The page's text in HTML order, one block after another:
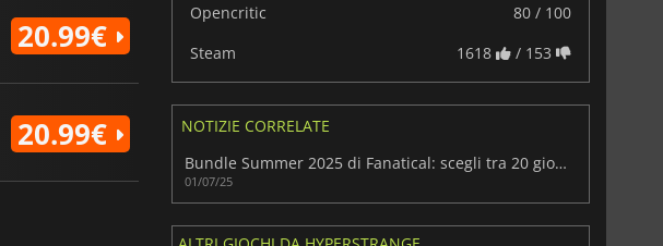
20.99€
20.99€
Opencritic
80 / 100
Steam
1618 / 153
NOTIZIE CORRELATE
Bundle Summer 2025 di Fanatical: scegli tra 20 giochi
01/07/25